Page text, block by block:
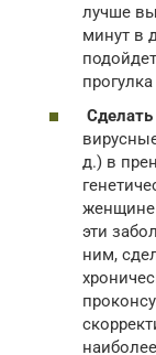
лучше
минут в
д.) в
женщине
эти
ним,